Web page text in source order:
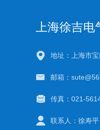
上海徐吉
地址：上海市
邮箱：
传真：021-
联系人：徐寿平